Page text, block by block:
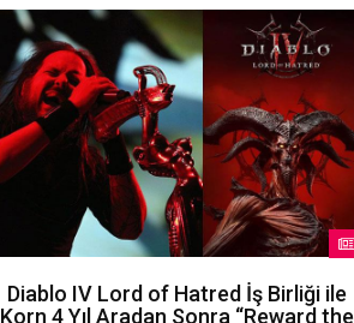
Diablo IV Lord of Hatred İş Birliği ile
Korn 4 Yıl Aradan Sonra “Reward the